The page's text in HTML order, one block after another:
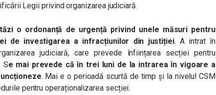
Legii privind organizarea judiciară.
o ordonanță de urgență privind unele măsuri pentru
de investigarea a infracțiunilor din justiției. A intrat în
judiciară, care prevede înființarea secției pentru
Se mai prevede că în trei luni de la intrarea în vigoare a
. Mai e o perioadă scurtă de timp și la nivelul CSM
pentru operaționalizarea secției.